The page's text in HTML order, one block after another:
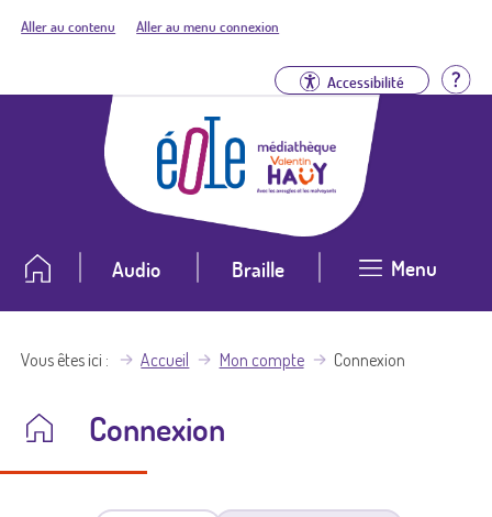
Aller au contenu Aller au menu connexion
Accessibilité
Audio Braille Menu
Vous êtes ici Accueil Mon compte Connexion
Connexion